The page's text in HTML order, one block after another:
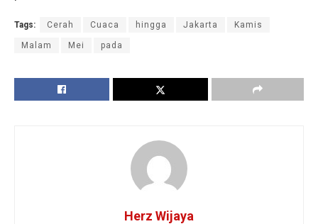
Tags: Cerah Cuaca hingga Jakarta Kamis
Malam Mei pada
Herz Wijaya